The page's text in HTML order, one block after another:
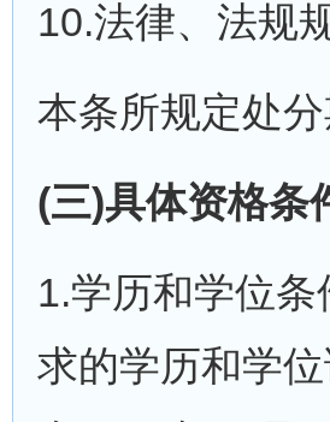
10.法律、法规
本条所规定处
(三)具体资格条
1.学历和学位
求的学历和学